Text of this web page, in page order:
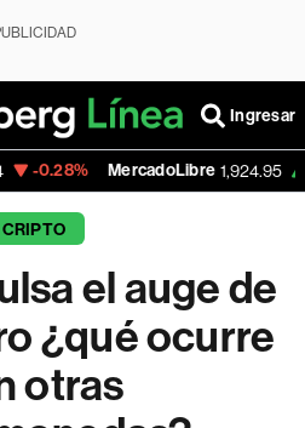
Ingresar
1,924.95 +1.85%
CRIPTO
el auge de
¿qué ocurre
otras